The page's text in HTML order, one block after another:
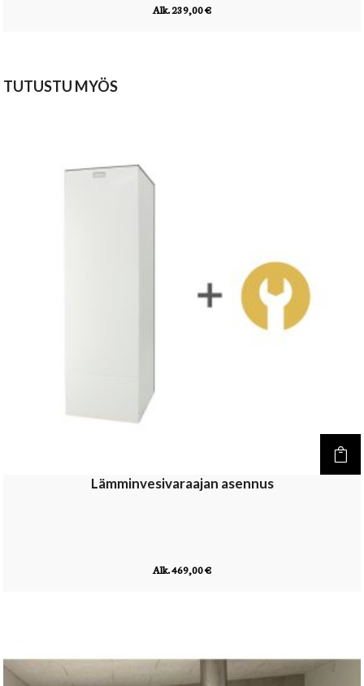
Alk. 239,00 €
TUTUSTU MYÖS
Lämminvesivaraajan asennus
Alk. 469,00 €